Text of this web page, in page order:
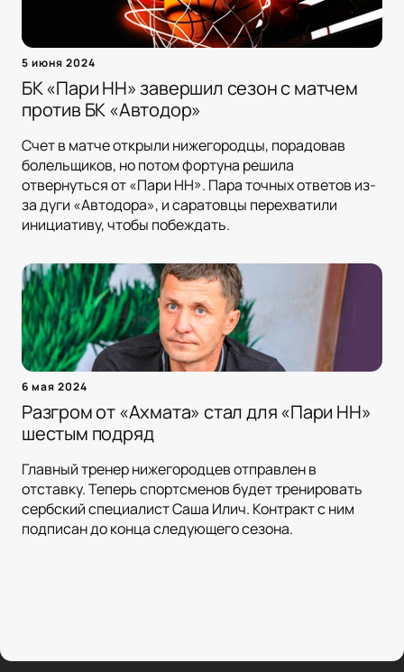
5 июня 2024
БК «Пари НН» завершил сезон с матчем
против БК «Автодор»
Счет в матче открыли нижегородцы, порадовав
болельщиков, но потом фортуна решила
отвернуться от «Пари НН». Пара точных ответов из-
за дуги «Автодора», и саратовцы перехватили
инициативу, чтобы побеждать.
6 мая 2024
Разгром от «Ахмата» стал для «Пари НН»
шестым подряд
Главный тренер нижегородцев отправлен в
отставку. Теперь спортсменов будет тренировать
сербский специалист Саша Илич. Контракт с ним
подписан до конца следующего сезона.